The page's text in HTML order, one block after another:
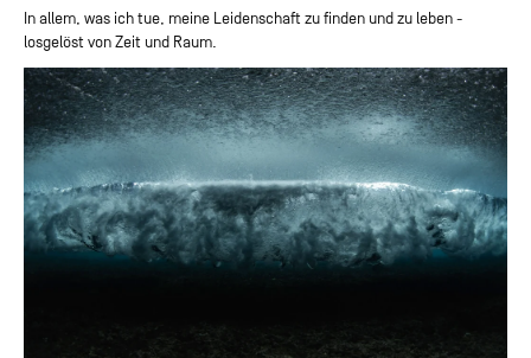
In allem, was ich tue, meine Leidenschaft zu finden und zu leben -
losgelöst von Zeit und Raum.